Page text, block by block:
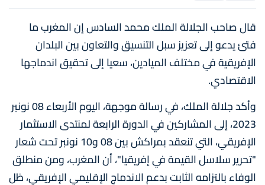
قال صاحب الجلالة الملك محمد السادس إن المغرب ما
فتئ يدعو إلى تعزيز سبل التنسيق والتعاون بين البلدان
الإفريقية في مختلف الميادين، سعيا إلى تحقيق اندماجها
الاقتصادي.
وأكد جلالة الملك، في رسالة موجهة، اليوم الأربعاء 08 نونبر
2023، إلى المشاركين في الدورة الرابعة لمنتدى الاستثمار
الإفريقي، التي تنعقد بمراكش بين 08 و10 نونبر تحت شعار
"تحرير سلاسل القيمة في إفريقيا"، أن المغرب، ومن منطلق
الوفاء بالتزامه الثابت بدعم الاندماج الإقليمي الإفريقي، ظل